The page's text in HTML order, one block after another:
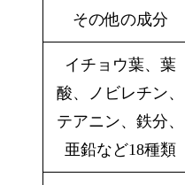
その他の成分
イチョウ葉、葉
酸、ノビレチン、
テアニン、鉄分、
亜鉛など18種類